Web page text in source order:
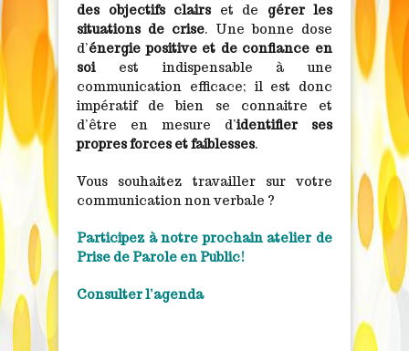
des objectifs clairs et de gérer les
situations de crise. Une bonne dose
d’énergie positive et de confiance en
soiest indispensable à une
communication efficace; il est donc
impératif de bien se connaitre et
d’être en mesure d’identifier ses
propres forces et faiblesses.
Vous souhaitez travailler sur votre
communication non verbale ?
Participez à notre prochain atelier de
Prise de Parole en Public!
Consulter l’agenda